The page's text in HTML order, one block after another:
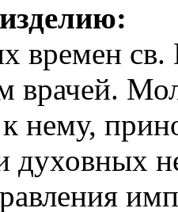
времен св.
врачей.
нему,
духовных